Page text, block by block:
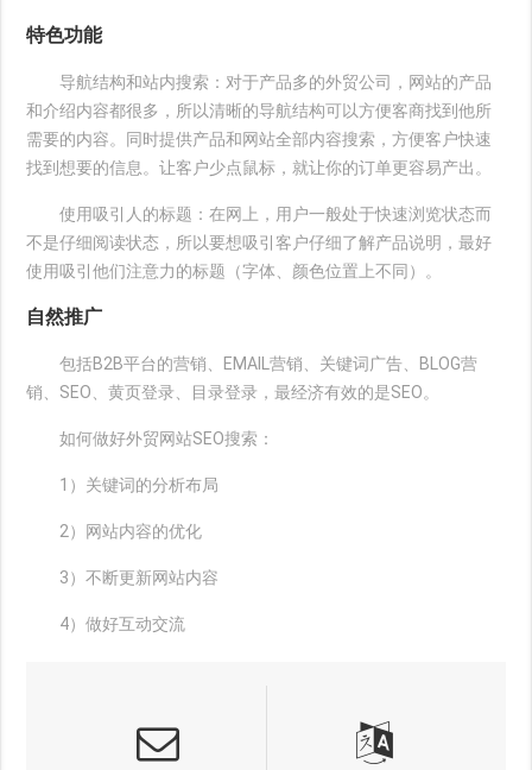
特色功能
导航结构和站内搜索：对于产品多的外贸公司，网站的产品
和介绍内容都很多，所以清晰的导航结构可以方便客商找到他所
需要的内容。同时提供产品和网站全部内容搜索，方便客户快速
找到想要的信息。让客户少点鼠标，就让你的订单更容易产出。
使用吸引人的标题：在网上，用户一般处于快速浏览状态而
不是仔细阅读状态，所以要想吸引客户仔细了解产品说明，最好
使用吸引他们注意力的标题（字体、颜色位置上不同）。
自然推广
包括B2B平台的营销、EMAIL营销、关键词广告、BLOG营
销、SEO、黄页登录、目录登录，最经济有效的是SEO。
如何做好外贸网站SEO搜索：
1）关键词的分析布局
2）网站内容的优化
3）不断更新网站内容
4）做好互动交流